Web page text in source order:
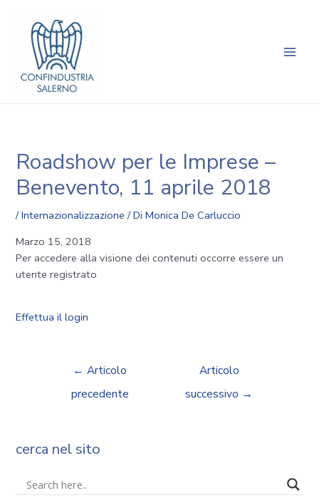
contenuto
Roadshow per le Imprese –
Benevento, 11 aprile 2018
/Internazionalizzazione / DiMonica De Carluccio
Marzo 15, 2018
Per accedere alla visione dei contenuti occorre essere un
utente registrato
Effettua il login
articoli
← Articolo
precedente
Articolo
successivo →
cerca nel sito